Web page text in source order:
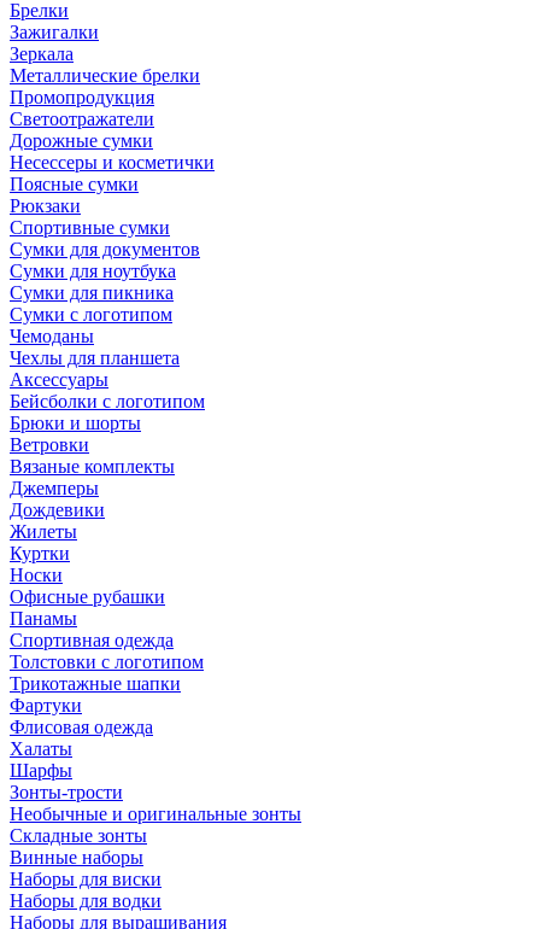
Брелки
Зажигалки
Зеркала
Металлические брелки
Промопродукция
Светоотражатели
Дорожные сумки
Несессеры и косметички
Поясные сумки
Рюкзаки
Спортивные сумки
Сумки для документов
Сумки для ноутбука
Сумки для пикника
Сумки с логотипом
Чемоданы
Чехлы для планшета
Аксессуары
Бейсболки с логотипом
Брюки и шорты
Ветровки
Вязаные комплекты
Джемперы
Дождевики
Жилеты
Куртки
Носки
Офисные рубашки
Панамы
Спортивная одежда
Толстовки с логотипом
Трикотажные шапки
Фартуки
Флисовая одежда
Халаты
Шарфы
Зонты-трости
Необычные и оригинальные зонты
Складные зонты
Винные наборы
Наборы для виски
Наборы для водки
Наборы для выращивания